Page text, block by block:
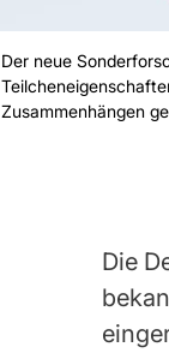
Der neue
Zusammenhängen
Die